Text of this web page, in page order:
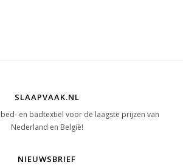
SLAAPVAAK.NL
en badtextiel voor de laagste prijzen van
Nederland en België!
NIEUWSBRIEF